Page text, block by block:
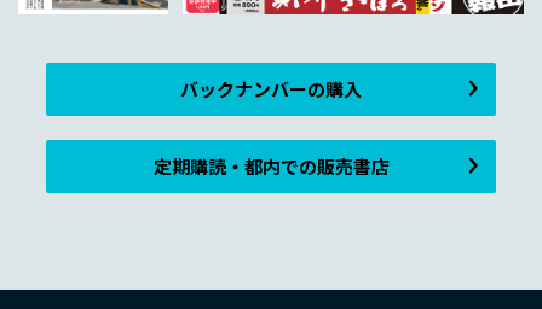
バックナンバーの購入
定期購読・都内での販売書店